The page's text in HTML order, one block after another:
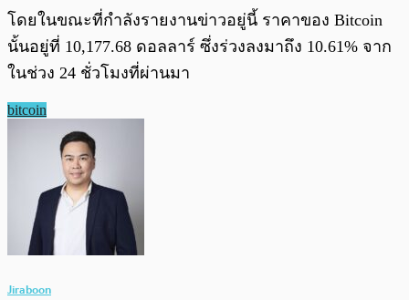
โดยในขณะที่กำลังรายงานข่าวอยู่นี้ ราคาของ Bitcoin
นั้นอยู่ที่ 10,177.68 ดอลลาร์ ซึ่งร่วงลงมาถึง 10.61% จาก
ในช่วง 24 ชั่วโมงที่ผ่านมา
bitcoin
Jiraboon